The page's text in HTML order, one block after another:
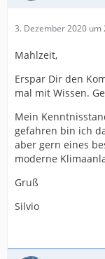
3. Dezember 2020 um
Mahlzeit,
Erspar Dir den
mal mit Wissen.
Mein
gefahren bin ich
aber gern eines
moderne
Gruß
Silvio